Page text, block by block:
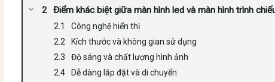
Điểm khác biệt giữa màn hình led và màn hình trình
Công nghệ hiển thị
Kích thước và không gian sử dụng
Độ sáng và chất lượng hình ảnh
Dễ dàng lắp đặt và di chuyển